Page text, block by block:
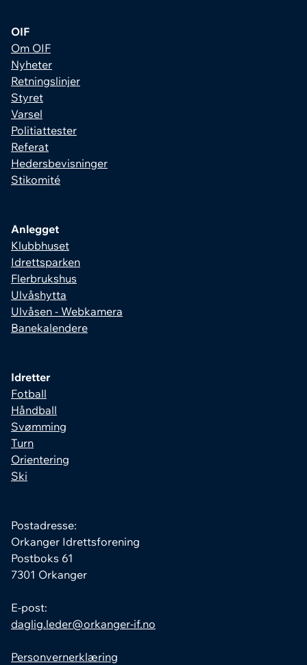
OIF
Om OIF
Nyheter
Retningslinjer
Styret
Varsel
Politiattester
Referat
Hedersbevisninger
Stikomité
Anlegget
Klubbhuset
Idrettsparken
Flerbrukshus
Ulvåshytta
Ulvåsen - Webkamera
Banekalendere
Idretter
Fotball
Håndball
Svømming
Turn
Orientering
Ski
Postadresse:
Orkanger Idrettsforening
Postboks 61
7301 Orkanger
E-post:
daglig.leder@orkanger-if.no
Personvernerklæring